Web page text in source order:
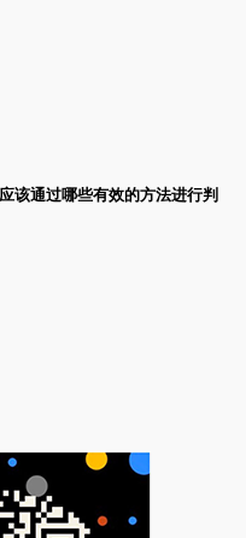
该通过哪些有效的方法进行判